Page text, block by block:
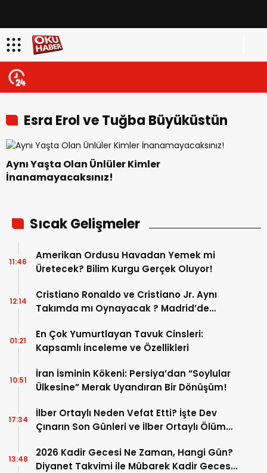
Esra Erol ve Tuğba Büyüküstün
Aynı Yaşta Olan Ünlüler Kimler
İnanamayacaksınız!
Sıcak Gelişmeler
Amerikan Ordusu Havadan Yemek mi
Üretecek? Bilim Kurgu Gerçek Oluyor!
11:46
Cristiano Ronaldo ve Cristiano Jr. Aynı
Takımda mı Oynayacak ? Madrid’de
12:14
En Çok Yumurtlayan Tavuk Cinsleri:
Kapsamlı İnceleme ve Özellikleri
01:21
İran İsminin Kökeni: Persiya’dan “Soylular
Ülkesine” Merak Uyandıran Bir Dönüşüm!
10:51
İlber Ortaylı Neden Vefat Etti? İşte Dev
Çınarın Son Günleri ve İlber Ortaylı Ölüm
17:34
2026 Kadir Gecesi Ne Zaman, Hangi Gün?
Diyanet Takvimi ile Mübarek Kadir Gecesi
13:48